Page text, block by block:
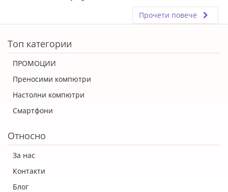
Прочети повече
Топ категории
ПРОМОЦИИ
Преносими компютри
Настолни компютри
Смартфони
Относно
За нас
Контакти
Блог